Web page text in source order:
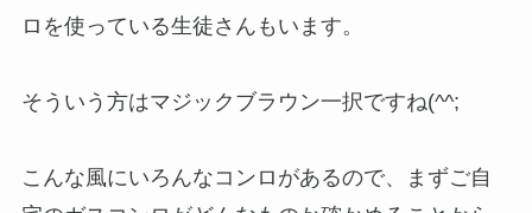
ロを使っている生徒さんもいます。
そういう方はマジックブラウン一択ですね(^^;
こんな風にいろんなコンロがあるので、まずご自